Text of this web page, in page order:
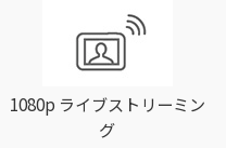
1080p ライブストリーミン
グ